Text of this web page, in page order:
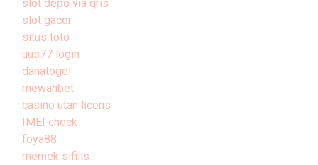
slot depo via qris
slot gacor
situs toto
uus77 login
danatogel
mewahbet
casino utan licens
IMEI check
foya88
memek sifilis